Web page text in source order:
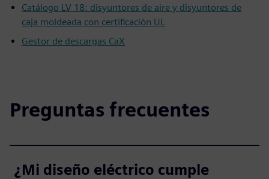
Catálogo LV 18: disyuntores de aire y disyuntores de
caja moldeada con certificación UL
Gestor de descargas CaX
Preguntas frecuentes
¿Mi diseño eléctrico cumple